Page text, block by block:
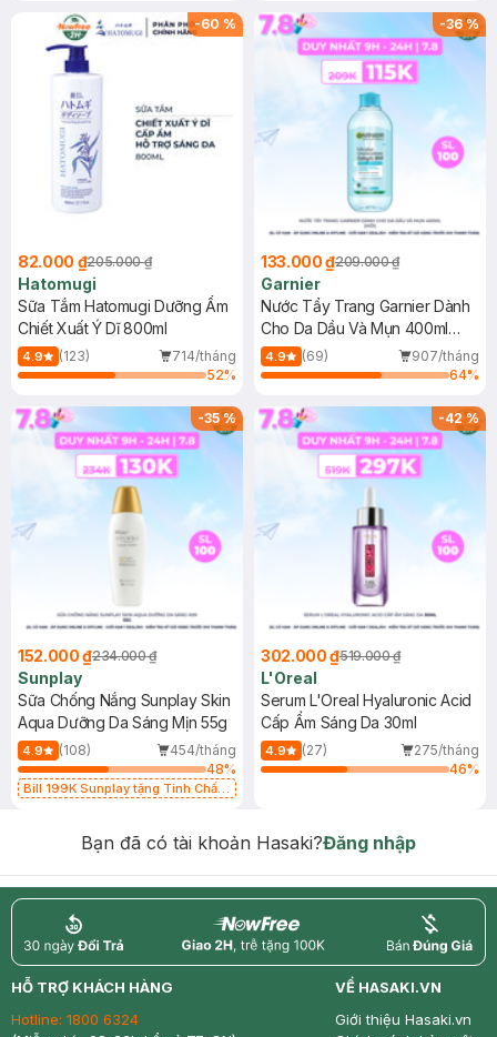
(SL có hạn)
-60 %
82.000 ₫205.000 ₫
Hatomugi
Sữa Tắm Hatomugi Dưỡng Ẩm
Chiết Xuất Ý Dĩ 800ml
4.9 (123)
714/tháng
52%
-36%
133.000 ₫209.000 ₫
Garnier
Nước Tẩy Trang Garnier Dành
Cho Da Dầu Và Mụn 400ml
(Mới)
4.9 (69)
907/tháng
64%
-35%
152.000 ₫234.000 ₫
Sunplay
Sữa Chống Nắng Sunplay Skin
Aqua Dưỡng Da Sáng Mịn 55g
4.9 (108)
454/tháng
48%
Bill 199K Sunplay tặng Tinh Chất
-42%
302.000 ₫519.000 ₫
L'Oreal
Serum L'Oreal Hyaluronic Acid
Cấp Ẩm Sáng Da 30ml
4.9 (27)
275/tháng
46%
Bạn đã có tài khoản Hasaki?Đăng nhập
return nowfree price
HỖ TRỢ KHÁCH HÀNG
Hotline: 1800 6324
VỀ HASAKI.VN
Giới thiệu Hasaki.vn